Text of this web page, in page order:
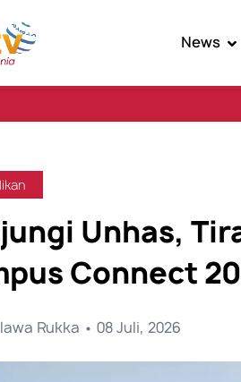
News
Sebuah
Unhas,
Connect
Rukka • 08 Juli, 2026